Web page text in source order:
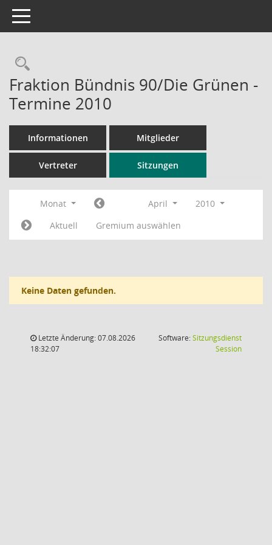
Toggle navigation
Rechercheauswahl
Fraktion Bündnis 90/Die Grünen -
Termine 2010
Informationen Mitglieder
Vertreter Sitzungen
Monat April
2010
Aktuell
Gremium auswählen
Keine Daten gefunden.
Letzte Änderung: 07.08.2026
18:32:07
Software:Sitzungsdienst
Session(Wird in